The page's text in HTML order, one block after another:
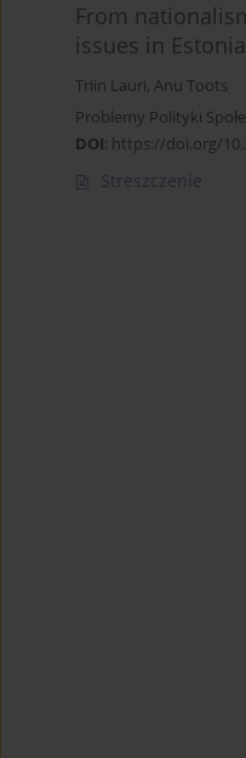
From
issues in
Triin Lauri, Anu Toots
Problemy Polityki
DOI: https://doi.org/
Streszczenie